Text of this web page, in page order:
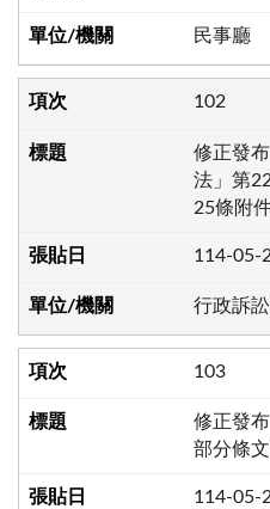
民事廳
102
修正發
法」第
25條附
114-05-
行政訴
103
修正發
部分條
114-05-